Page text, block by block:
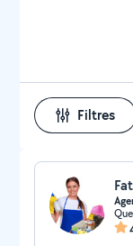
Filtres